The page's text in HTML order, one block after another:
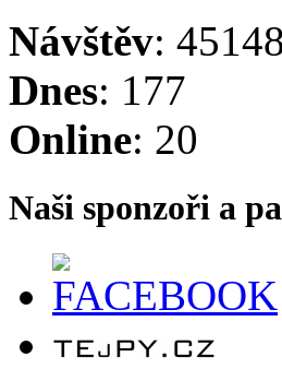
Návštěv:
Dnes: 177
Online: 20
Naši sponzoři a